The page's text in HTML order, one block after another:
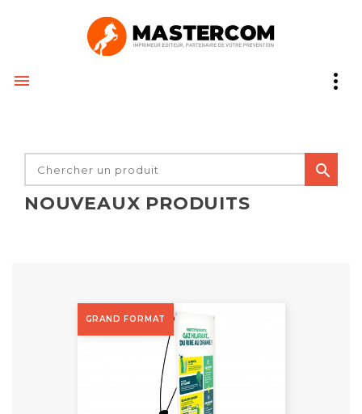


NOUVEAUX PRODUITS
GRAND FORMAT